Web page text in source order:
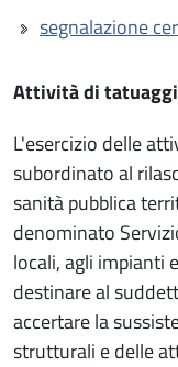
segnalazione
Attività di
L'esercizio delle
subordinato al
sanità pubblica
denominato
locali, agli impianti
destinare al
accertare la
strutturali e delle